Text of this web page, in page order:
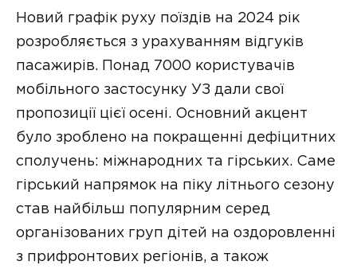
Новий графік руху поїздів на 2024 рік
розробляється з урахуванням відгуків
пасажирів. Понад 7000 користувачів
мобільного застосунку УЗ дали свої
пропозиції цієї осені. Основний акцент
було зроблено на покращенні дефіцитних
сполучень: міжнародних та гірських. Саме
гірський напрямок на піку літнього сезону
став найбільш популярним серед
організованих груп дітей на оздоровленні
з прифронтових регіонів, а також